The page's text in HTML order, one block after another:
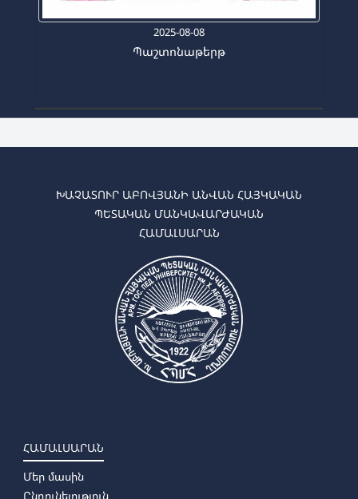
2025-08-08
Պաշտոնաթերթ
ԽԱՉԱՏՈՒՐ ԱԲՈՎՅԱՆԻ ԱՆՎԱՆ ՀԱՅԿԱԿԱՆ
ՊԵՏԱԿԱՆ ՄԱՆԿԱՎԱՐԺԱԿԱՆ
ՀԱՄԱԼՍԱՐԱՆ
ՀԱՄԱԼՍԱՐԱՆ
Մեր մասին
Ընդունելություն